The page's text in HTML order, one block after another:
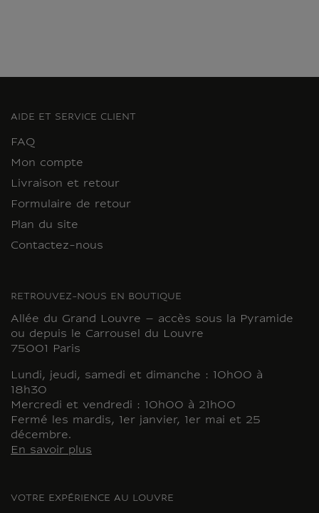
AIDE ET SERVICE CLIENT
FAQ
Mon compte
Livraison et retour
Formulaire de retour
Plan du site
Contactez-nous
RETROUVEZ-NOUS EN BOUTIQUE
Allée du Grand Louvre – accès sous la Pyramide
ou depuis le Carrousel du Louvre
75001 Paris
Lundi, jeudi, samedi et dimanche : 10h00 à
18h30
Mercredi et vendredi : 10h00 à 21h00
Fermé les mardis, 1er janvier, 1er mai et 25
décembre.
En savoir plus
VOTRE EXPÉRIENCE AU LOUVRE